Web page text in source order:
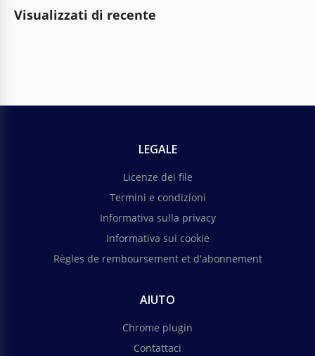
Visualizzati di recente
LEGALE
Licenze dei file
Termini e condizioni
Informativa sulla privacy
Informativa sui cookie
Règles de remboursement et d'abonnement
AIUTO
Chrome plugin
Contattaci